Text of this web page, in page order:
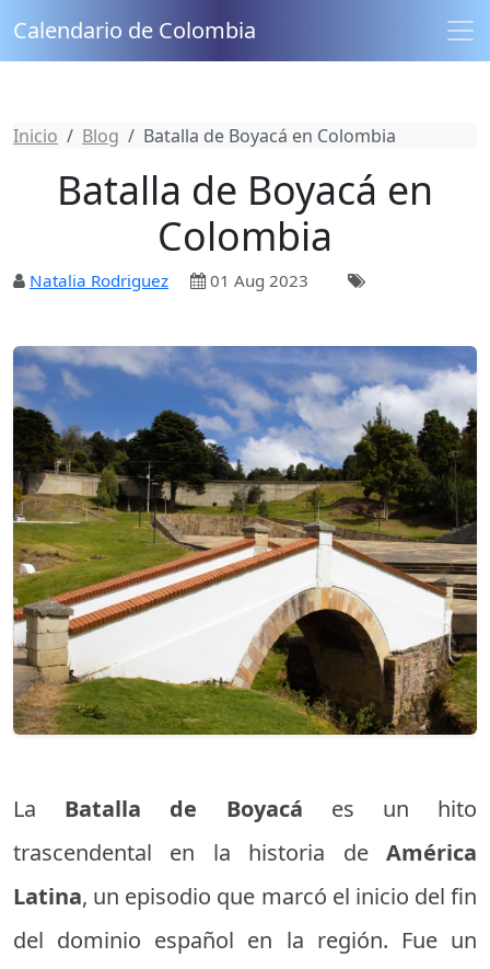
Calendario de Colombia
Inicio Blog Batalla de Boyacá en Colombia
Batalla de Boyacá en
Colombia
Natalia Rodriguez 01 Aug 2023
La Batalla de Boyacá es un hito
trascendental en la historia de América
Latina, un episodio que marcó el inicio del fin
del dominio español en la región. Fue un